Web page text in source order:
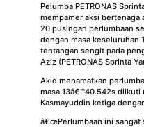
Pelumba PETRONAS
mempamer aksi bertenaga
20 pusingan perlumbaan
dengan masa keseluruhan
tentangan sengit pada
Aziz (PETRONAS Sprinta
Akid menamatkan
masa 13â€™40.542s diikuti
Kasmayuddin ketiga
â€œPerlumbaan ini sangat